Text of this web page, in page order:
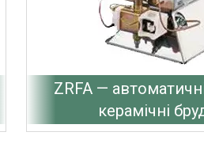
ZRFA —
керамічні